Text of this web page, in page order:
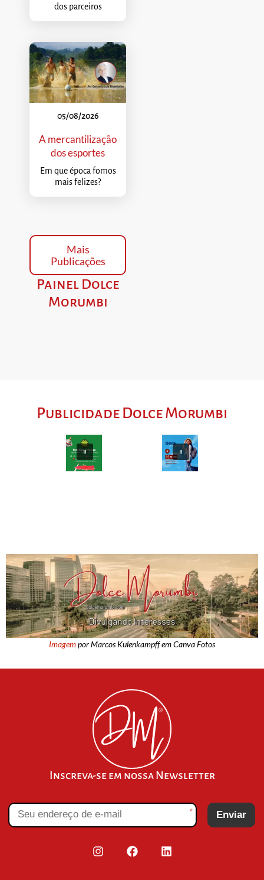
dos parceiros
05/08/2026
A mercantilização
dos esportes
Em que época fomos
mais felizes?
Mais
Publicações
Painel Dolce
Morumbi
Publicidade Dolce Morumbi
Imagempor Marcos Kulenkampff em Canva Fotos
Inscreva-se em nossa Newsletter
* Enviar